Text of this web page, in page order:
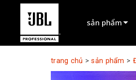
sản phẩm
Bộ chọn sản
Âm Thanh
trang chủ >sản phẩm >